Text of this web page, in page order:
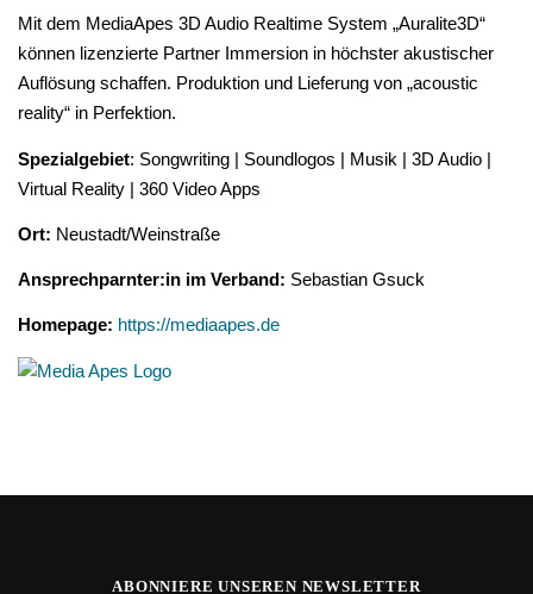
Mit dem MediaApes 3D Audio Realtime System „Auralite3D“
können lizenzierte Partner Immersion in höchster akustischer
Auflösung schaffen. Produktion und Lieferung von „acoustic
reality“ in Perfektion.
Spezialgebiet: Songwriting | Soundlogos | Musik | 3D Audio |
Virtual Reality | 360 Video Apps
Ort: Neustadt/Weinstraße
Ansprechparnter:in im Verband: Sebastian Gsuck
Homepage: https://mediaapes.de
ABONNIERE UNSEREN NEWSLETTER